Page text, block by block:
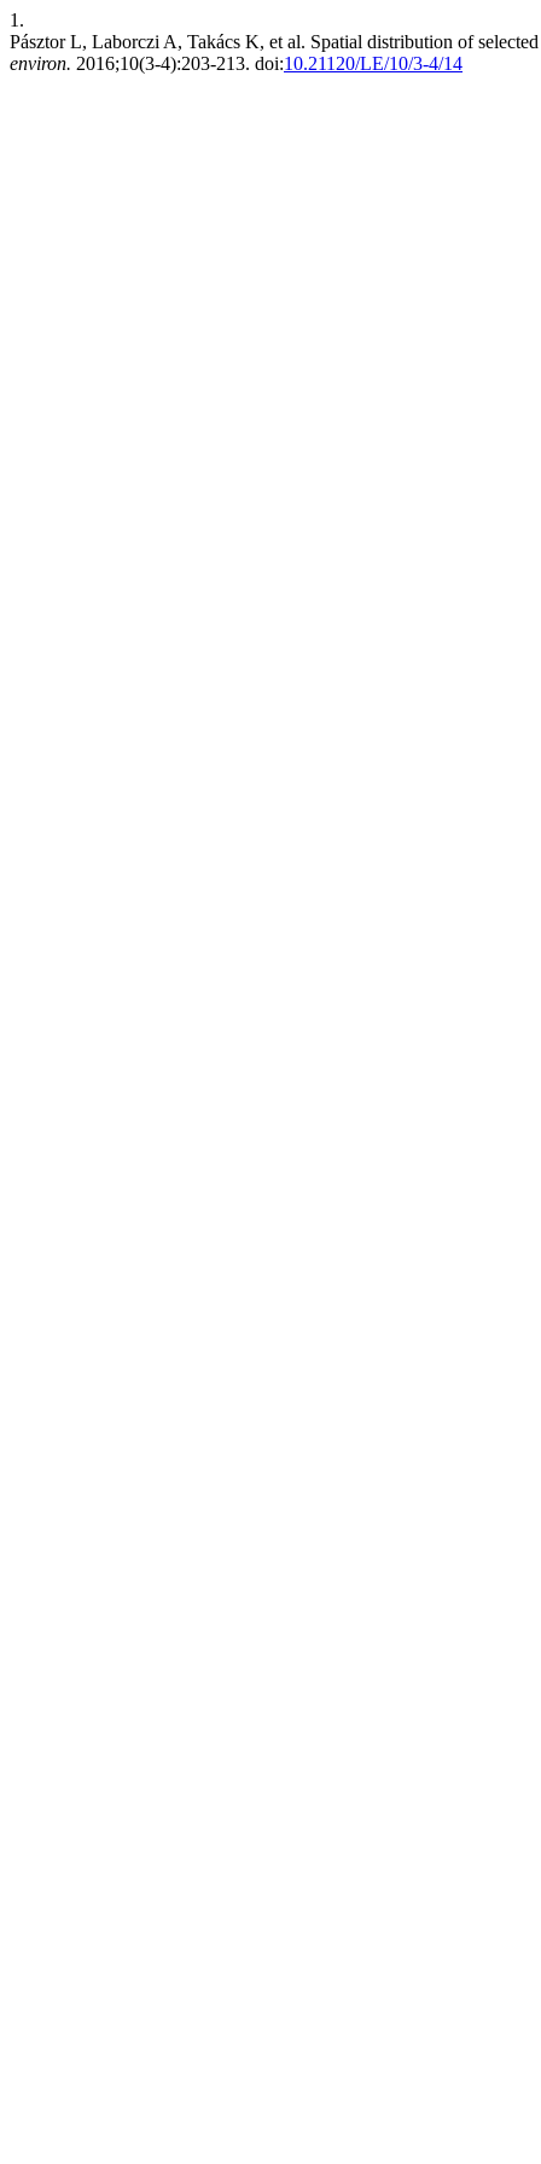
1.
Pásztor L, Laborczi A, Takács K, et al. Spatial distribution of
environ. 2016;10(3-4):203-213. doi:10.21120/LE/10/3-4/14